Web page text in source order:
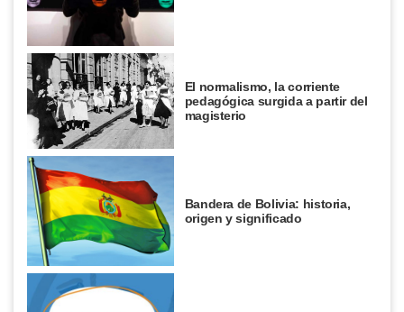
El normalismo, la corriente
pedagógica surgida a partir del
magisterio
Bandera de Bolivia: historia,
origen y significado